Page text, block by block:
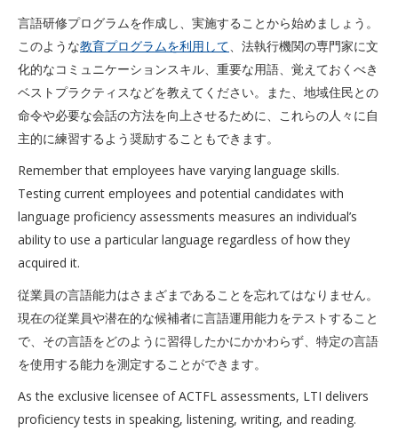
言語研修プログラムを作成し、実施することから始めましょう。
このような教育プログラムを利用して、法執行機関の専門家に文
化的なコミュニケーションスキル、重要な用語、覚えておくべき
ベストプラクティスなどを教えてください。また、地域住民との
命令や必要な会話の方法を向上させるために、これらの人々に自
主的に練習するよう奨励することもできます。
Remember that employees have varying language skills.
Testing current employees and potential candidates with
language proficiency assessments measures an individual’s
ability to use a particular language regardless of how they
acquired it.
従業員の言語能力はさまざまであることを忘れてはなりません。
現在の従業員や潜在的な候補者に言語運用能力をテストすること
で、その言語をどのように習得したかにかかわらず、特定の言語
を使用する能力を測定することができます。
As the exclusive licensee of ACTFL assessments, LTI delivers
proficiency tests in speaking, listening, writing, and reading.